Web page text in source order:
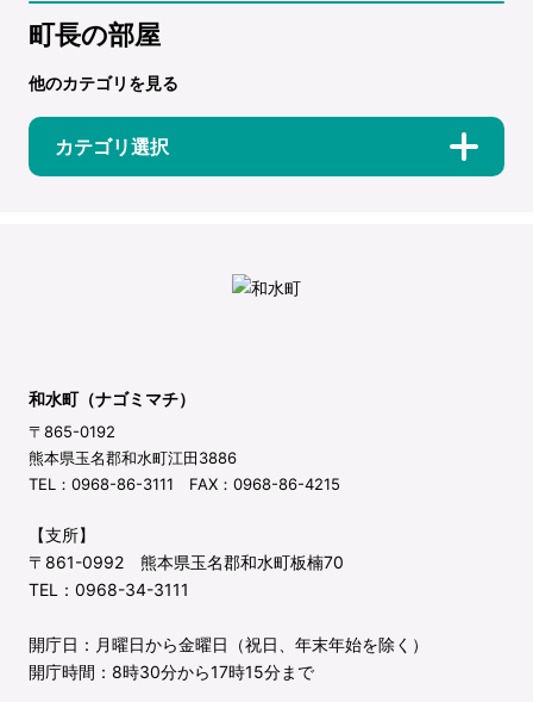
町長の部屋
他のカテゴリを見る
カテゴリ選択
和水町（ナゴミマチ）
〒865-0192
熊本県玉名郡和水町江田3886
TEL：0968-86-3111 FAX：0968-86-4215
【支所】
〒861-0992 熊本県玉名郡和水町板楠70
TEL：0968-34-3111
開庁日：月曜日から金曜日（祝日、年末年始を除く）
開庁時間：8時30分から17時15分まで